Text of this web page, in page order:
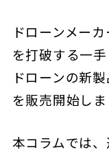
ドローンメー
を打破する一
ドローンの新
を販売開始しま
本コラムでは